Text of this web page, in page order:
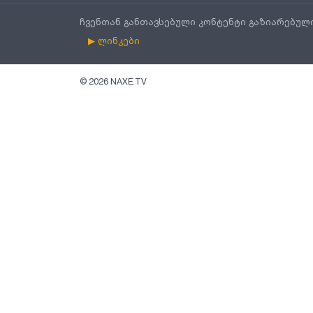
ჩვენთან განთავსებული კონტენტი
▶ ლინკები
© 2026 NAXE.TV